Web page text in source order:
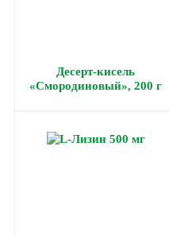
Десерт-кисель
«Смородиновый», 200 г